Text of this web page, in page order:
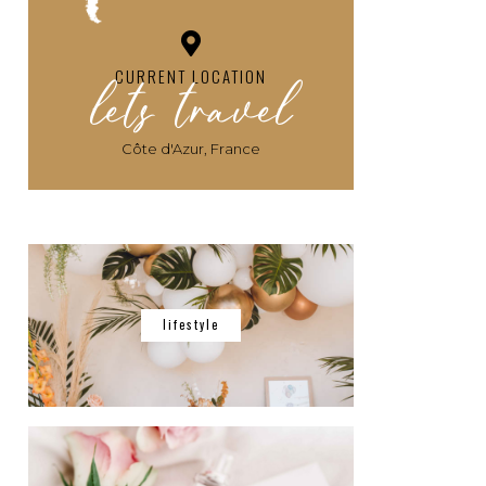
CURRENT LOCATION
lets travel
Côte d'Azur, France
lifestyle